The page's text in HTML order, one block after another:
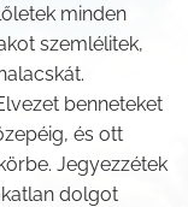
minden
szemlélitek,
benneteket
és ott
Jegyezzétek
dolgot